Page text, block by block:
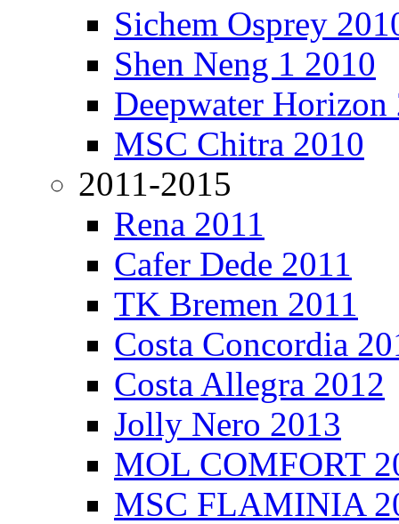
Sichem Osprey
Shen Neng 1 2010
Deepwater Horizon
MSC Chitra 2010
2011-2015
Rena 2011
Cafer Dede 2011
TK Bremen 2011
Costa Concordia
Costa Allegra 2012
Jolly Nero 2013
MOL COMFORT
MSC FLAMINIA